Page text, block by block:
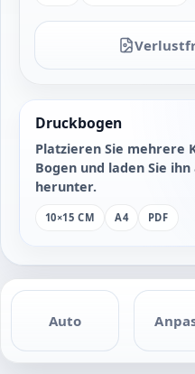
Druckbogen
Platzieren Sie mehrere
Bogen und laden Sie ihn
herunter.
10×15 CM A4 PDF
Auto